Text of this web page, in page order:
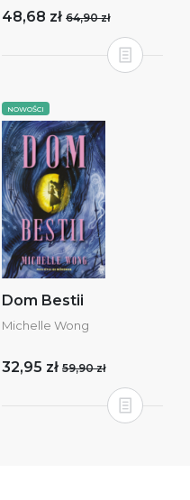
48,68 zł 64,90 zł
NOWOŚCI
Dom Bestii
Michelle Wong
32,95 zł 59,90 zł